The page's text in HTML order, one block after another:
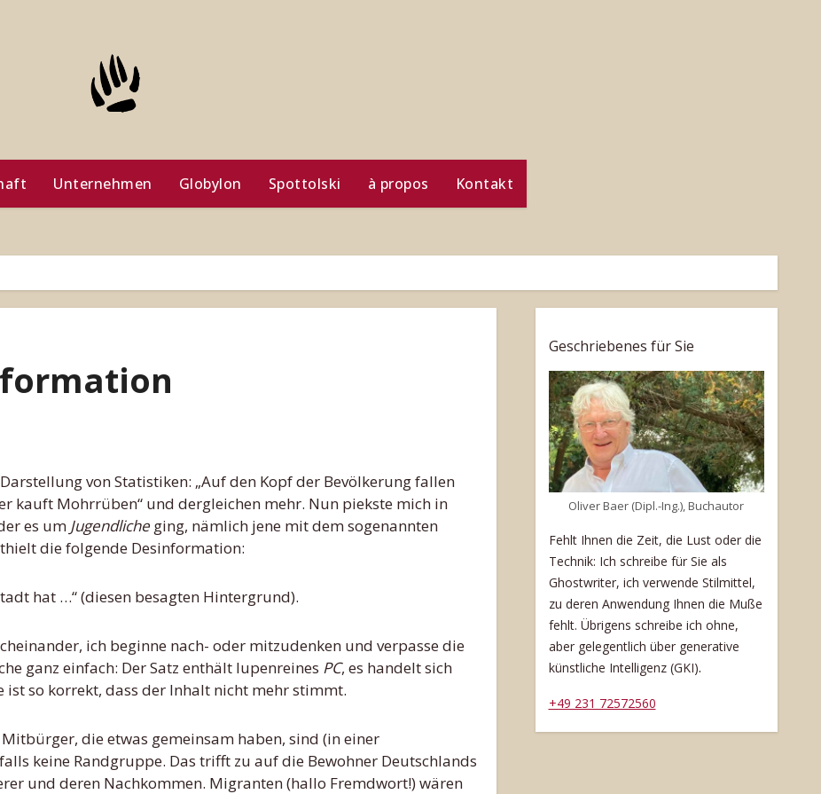
Unternehmen Globylon Spottolski à propos Kontakt
kauft Mohrrüben“ und dergleichen mehr. Nun piekste mich in
es um Jugendliche ging, nämlich jene mit dem sogenannten
die folgende Desinformation:
hat …“ (diesen besagten Hintergrund).
ich beginne nach- oder mitzudenken und verpasse die
ganz einfach: Der Satz enthält lupenreines PC, es handelt sich
ist so korrekt, dass der Inhalt nicht mehr stimmt.
die etwas gemeinsam haben, sind (in einer
keine Randgruppe. Das trifft zu auf die Bewohner Deutschlands
und deren Nachkommen. Migranten (hallo Fremdwort!) wären
Geschriebenes für Sie
Oliver Baer (Dipl.-Ing.), Buchautor
Fehlt Ihnen die Zeit, die Lust oder die
Technik: Ich schreibe für Sie als
Ghostwriter, ich verwende Stilmittel,
zu deren Anwendung Ihnen die Muße
fehlt. Übrigens schreibe ich ohne,
aber gelegentlich über generative
künstliche Intelligenz (GKI).
+49 231 72572560